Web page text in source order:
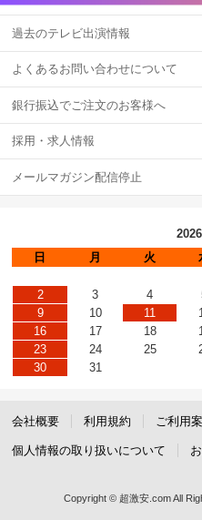
過去のテレビ出演情報
よくあるお問い合わせについて
銀行振込でご注文のお客様へ
採用・求人情報
メールマガジン配信停止
日
月 火
2
3 4
9
10 11
16
17 18
23
24 25
30
31
会社概要 利用規約 ご利用
個人情報の取り扱いについて
Copyright © 超激安.com All